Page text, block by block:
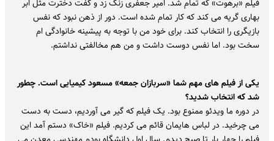
فیلم «برهوت» که تمام شد. امیر جعفری زنگ زد و گفت دخترت مثل ابر
بهاری گریه می کند که کار تمام شده است. دور از ذهن نبود که نفس
بازیگری را انتخاب کند. برای خود من با توجه به پیشینه خانوادگی ام
سخت بود. اما نفس دوست داشت و من هم مخالفتی نداشتم.
یکی از فیلم های مهم شما «سربازان جمعه» مسعود کیمیایی است. چطور
شد که انتخاب شدید؟
در دوره ما ویدئو ممنوع بود. یک فیلم که گیر می آوردیم، دست به دست
می چرخید. در لباس هایمان قائم می کردیم. فیلم «خاک» دستم آمد این